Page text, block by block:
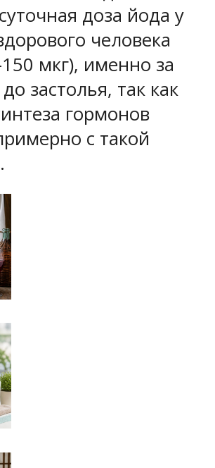
доза йода у
человека
мкг), именно за
застолья, так как
гормонов
с такой